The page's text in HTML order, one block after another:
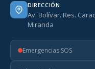
DIRECCIÓN
Av. Bolívar. Res.
Miranda
Emergencias SOS